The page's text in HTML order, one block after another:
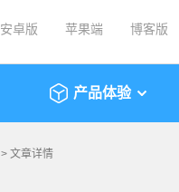
安卓版 苹果端 博客版
产品体验
> 文章详情